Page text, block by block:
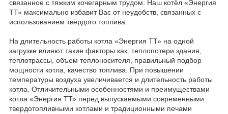
связанное с тяжким кочегарным трудом. Наш котёл «Энергия
ТТ» максимально избавит Вас от неудобств, связанных с
использованием твёрдого топлива.
На длительность работы котла «Энергия ТТ» на одной
загрузке влияют такие факторы как: теплопотери здания,
теплотрассы, объем теплоносителя, правильный подбор
мощности котла, качество топлива. При повышении
температуры воздуха увеличивается и длительность работы
котла. Отличительными особенностями и преимуществами
котла «Энергия ТТ» перед выпускаемыми современными
твердотопливными котлами и традиционными печами